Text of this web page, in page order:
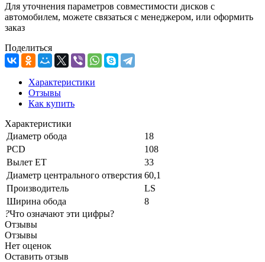
Для уточнения параметров совместимости дисков с
автомобилем, можете связаться с менеджером, или оформить
заказ
Поделиться
Характеристики
Отзывы
Как купить
Характеристики
Диаметр обода
18
PCD
108
Вылет ET
33
Диаметр центрального отверстия 60,1
Производитель
LS
Ширина обода
8
?Что означают эти цифры?
Отзывы
Отзывы
Нет оценок
Оставить отзыв